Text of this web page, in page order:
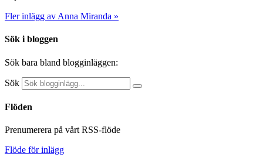
Fler inlägg av Anna Miranda »
Sök i bloggen
Sök bara bland blogginläggen:
Sök
Flöden
Prenumerera på vårt RSS-flöde
Flöde för inlägg